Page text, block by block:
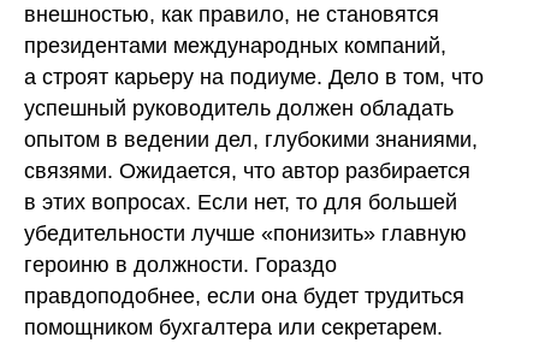
внешностью, как правило, не становятся
президентами международных компаний,
а строят карьеру на подиуме. Дело в том, что
успешный руководитель должен обладать
опытом в ведении дел, глубокими знаниями,
связями. Ожидается, что автор разбирается
в этих вопросах. Если нет, то для большей
убедительности лучше «понизить» главную
героиню в должности. Гораздо
правдоподобнее, если она будет трудиться
помощником бухгалтера или секретарем.